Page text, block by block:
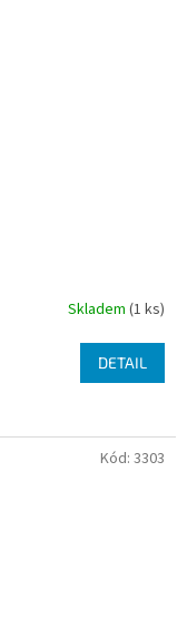
Skladem (1 ks)
DETAIL
Kód: 3303